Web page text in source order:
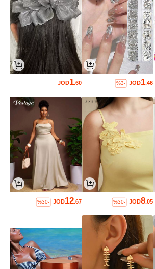
JOD1.46
%3-
JOD1.60
JOD8.05
%30-
JOD12.67
%30-